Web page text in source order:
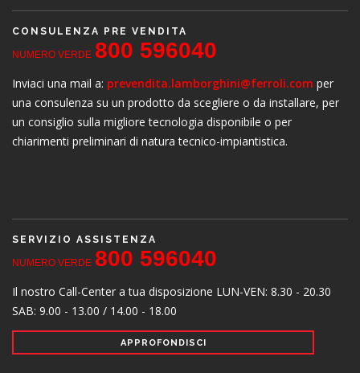
CONSULENZA PRE VENDITA
NUMERO VERDE 800 596040
Inviaci una mail a: prevendita.lamborghini@ferroli.com per
una consulenza su un prodotto da scegliere o da installare, per
un consiglio sulla migliore tecnologia disponibile o per
chiarimenti preliminari di natura tecnico-impiantistica.
SERVIZIO ASSISTENZA
NUMERO VERDE 800 596040
Il nostro Call-Center a tua disposizione LUN-VEN: 8.30 - 20.30
SAB: 9.00 - 13.00 / 14.00 - 18.00
APPROFONDISCI